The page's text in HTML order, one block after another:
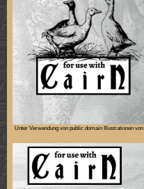
Unter Verwendung von public domain Illustrationen von